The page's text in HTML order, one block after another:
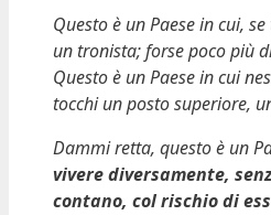
Questo è un Paese in cui,
un tronista; forse poco più
Questo è un Paese in cui
tocchi un posto superiore,
Dammi retta, questo è un
vivere diversamente,
contano, col rischio di